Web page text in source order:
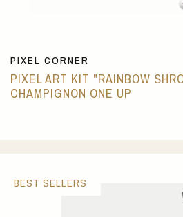
PIXEL CORNER
PIXEL ART KIT "RAINBOW
CHAMPIGNON ONE UP
BEST SELLERS